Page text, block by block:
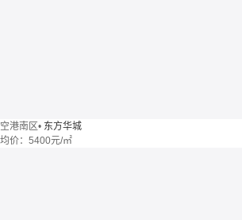
空港南区• 东方华城
均价： 5400元/㎡